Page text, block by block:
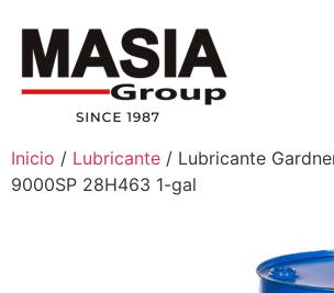
Inicio / Lubricante / Lubricante
9000SP 28H463 1-gal